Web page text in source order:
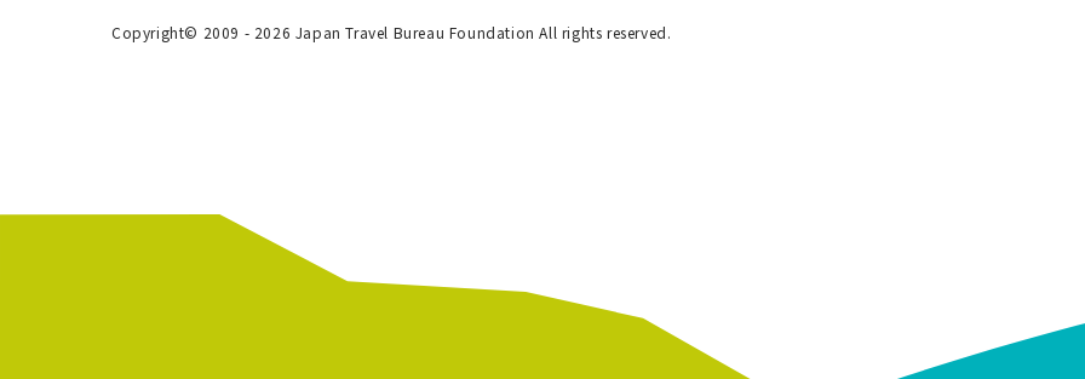
Copyright© 2009 - 2026 Japan Travel Bureau Foundation All rights reserved.